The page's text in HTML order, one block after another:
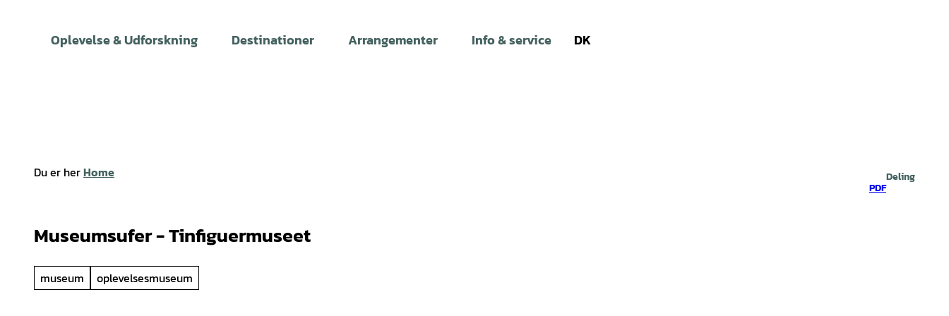
Oplevelse & Udforskning Destinationer Arrangementer Info & service DK
Du er herHome
PDF
Deling
Museumsufer - Tinfiguermuseet
museum oplevelsesmuseum